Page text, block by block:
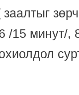
заалтыг
/15 минут/,